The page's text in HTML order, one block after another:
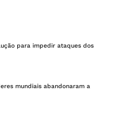
para impedir ataques dos
mundiais abandonaram a